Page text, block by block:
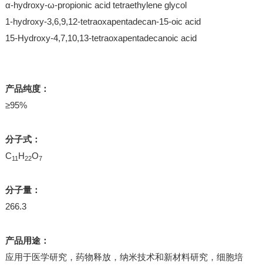
α-hydroxy-ω-propionic acid tetraethylene glycol
1-hydroxy-3,6,9,12-tetraoxapentadecan-15-oic acid
15-Hydroxy-4,7,10,13-tetraoxapentadecanoic acid
产品纯度：
≥95%
分子式：
C11 H22O7
分子量：
266.3
产品用途：
应用于医学研究，药物释放，纳米技术和新材料研究，细胞培